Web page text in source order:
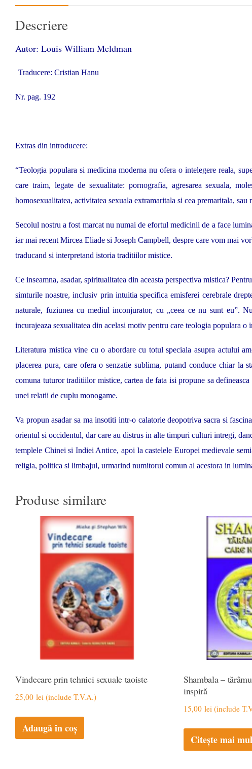
Descriere
Autor: Louis William Meldman
Traducere: Cristian Hanu
Nr. pag. 192
Extras din introducere:
“Teologia populara si medicina moderna nu ofera o intelegere reala,
care traim, legate de sexualitate: pornografia, agresarea sexuala,
homosexualitatea, activitatea sexuala extramaritala si cea premaritala, sau
Secolul nostru a fost marcat nu numai de efortul medicinii de a face
iar mai recent Mircea Eliade si Joseph Campbell, despre care vom mai
traducand si interpretand istoria traditiilor mistice.
Ce inseamna, asadar, spiritualitatea din aceasta perspectiva mistica?
simturile noastre, inclusiv prin intuitia specifica emisferei cerebrale
naturale, fuziunea cu mediul inconjurator, cu „ceea ce nu sunt eu”.
incurajeaza sexualitatea din acelasi motiv pentru care teologia populara o
Literatura mistica vine cu o abordare cu totul speciala asupra actului
placerea pura, care ofera o senzatie sublima, putand conduce chiar la
comuna tuturor traditiilor mistice, cartea de fata isi propune sa
unei relatii de cuplu monogame.
Va propun asadar sa ma insotiti intr-o calatorie deopotriva sacra si
orientul si occidentul, dar care au distrus in alte timpuri culturi intregi,
templele Chinei si Indiei Antice, apoi la castelele Europei medievale
religia, politica si limbajul, urmarind numitorul comun al acestora in
Produse similare
Vindecare prin tehnici sexuale taoiste
25,00 lei (include T.V.A.)
Adaugă în coș
Shambala –
inspiră
15,00 lei (include
Citește mai